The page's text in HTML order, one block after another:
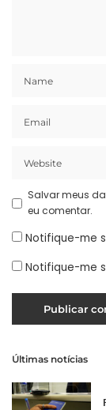
Salvar meus
eu comentar.
Notifique-me
Notifique-me
Últimas notícias